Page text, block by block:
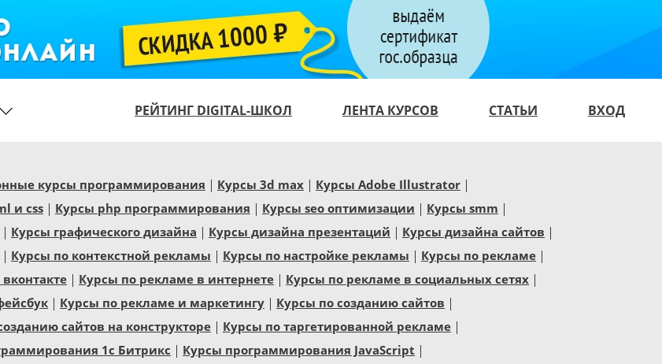
РЕЙТИНГ DIGITAL-ШКОЛ ЛЕНТА КУРСОВ СТАТЬИ ВХОД
курсы программирования Курсы 3d max
Курсы Adobe Illustrator
и css Курсы php программирования Курсы seo оптимизации
Курсы smm
Курсы графического дизайна Курсы дизайна презентаций
Курсы дизайна сайтов
Курсы по контекстной рекламы Курсы по настройке рекламы
Курсы по рекламе
Курсы по рекламе в интернете
Курсы по рекламе в социальных сетях
Курсы по рекламе и маркетингу
Курсы по созданию сайтов
сайтов на конструкторе
Курсы по таргетированной рекламе
1с Битрикс
Курсы программирования JavaScript